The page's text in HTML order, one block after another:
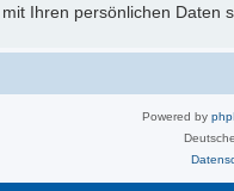
Ihren persönlichen Daten
Powered by